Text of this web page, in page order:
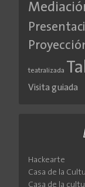
teatralizada
Visita guiada
Hackearte
Casa de la
Casa de la